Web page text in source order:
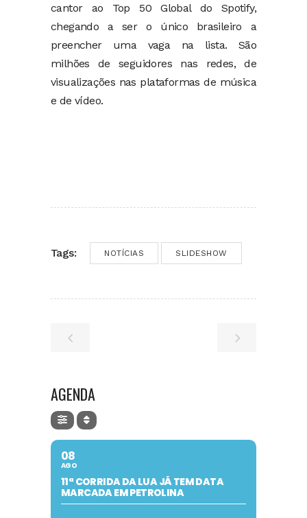
cantor ao Top 50 Global do Spotify,
chegando a ser o único brasileiro a
preencher uma vaga na lista. São
milhões de seguidores nas redes, de
visualizações nas plataformas de música
e de vídeo.
Tags: NOTÍCIAS SLIDESHOW
AGENDA
08
AGO
11ª CORRIDA DA LUA JÁ TEM DATA
MARCADA EM PETROLINA